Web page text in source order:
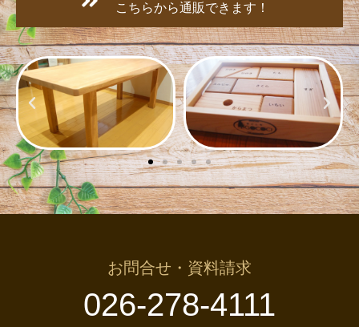
こちらから通販できます！
お問合せ・資料請求
026-278-4111